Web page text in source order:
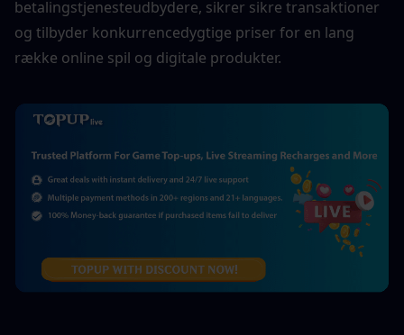
betalingstjenesteudbydere, sikrer sikre transaktioner
og tilbyder konkurrencedygtige priser for en lang
række online spil og digitale produkter.